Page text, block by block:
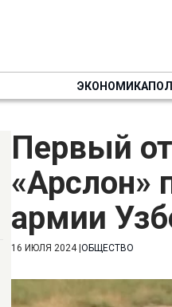
ЭКОНОМИКА
Первый
«Арслон»
армии
16 ИЮЛЯ 2024| ОБЩЕСТВО